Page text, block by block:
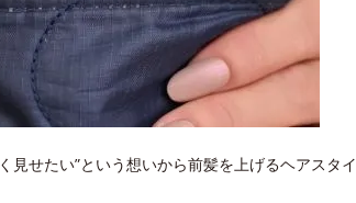
見せたい”という想いから前髪を上げるヘアスタイ